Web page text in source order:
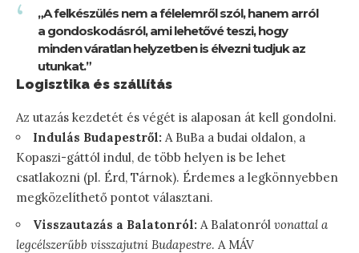
„A felkészülés nem a félelemről szól, hanem arról
a gondoskodásról, ami lehetővé teszi, hogy
minden váratlan helyzetben is élvezni tudjuk az
utunkat.”
Logisztika és szállítás
Az utazás kezdetét és végét is alaposan át kell gondolni.
Indulás Budapestről: A BuBa a budai oldalon, a
Kopaszi-gáttól indul, de több helyen is be lehet
csatlakozni (pl. Érd, Tárnok). Érdemes a legkönnyebben
megközelíthető pontot választani.
Visszautazás a Balatonról: A Balatonról vonattal a
legcélszerűbb visszajutni Budapestre. A MÁV